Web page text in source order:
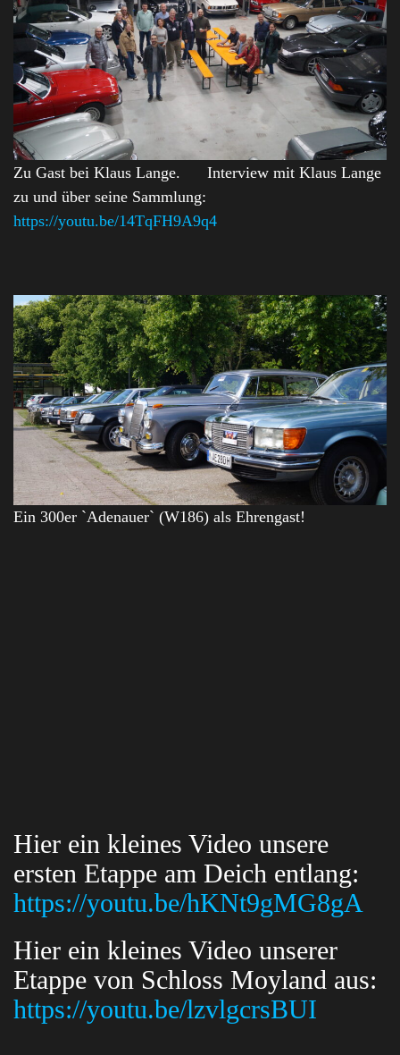
Zu Gast bei Klaus Lange. Interview mit Klaus Lange
zu und über seine Sammlung:
https://youtu.be/14TqFH9A9q4
Ein 300er `Adenauer` (W186) als Ehrengast!
Hier ein kleines Video unsere
ersten Etappe am Deich entlang:
https://youtu.be/hKNt9gMG8gA
Hier ein kleines Video unserer
Etappe von Schloss Moyland aus:
https://youtu.be/lzvlgcrsBUI